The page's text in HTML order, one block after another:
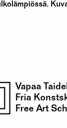
Vapaa
Fria
Free Art